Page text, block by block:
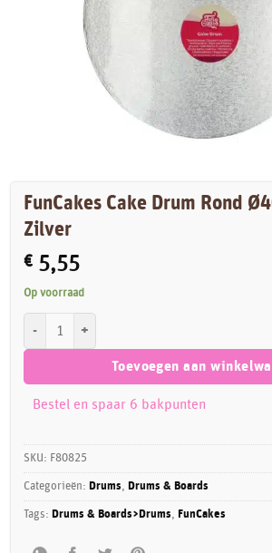
FunCakes Cake Drum Rond
Zilver
€ 5,55
Op voorraad
Toevoegen aan
Bestel en spaar 6 bakpunten
SKU: F80825
Categorieën: Drums, Drums & Boards
Tags: Drums & Boards>Drums, FunCakes